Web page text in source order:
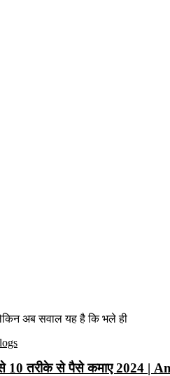
अब सवाल यह है कि भले ही
तरीके से पैसे कमाए 2024 |